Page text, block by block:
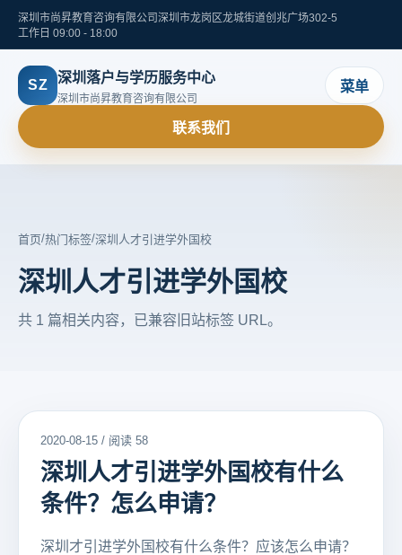
深圳市尚昇教育咨询有限公司 深圳市龙岗区龙城街道创兆广场302-5
工作日 09:00 - 18:00
SZ 深圳落户与学历服务中心
深圳市尚昇教育咨询有限公司
菜单
联系我们
首页/热门标签/深圳人才引进学外国校
深圳人才引进学外国校
共 1 篇相关内容，已兼容旧站标签 URL。
2020-08-15 / 阅读 58
深圳人才引进学外国校有什么
条件？怎么申请？
深圳才引进学外国校有什么条件？应该怎么申请？